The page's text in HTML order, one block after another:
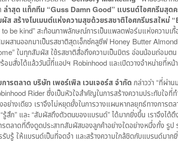
ล่าสุด แท็กทีม “Guss Damn Good” แบรนด์ไอศกรีมสุด
ส สร้างโมเมนต์แห่งความสุขด้วยรสชาติไอศกรีมรสใหม่
to be kind” สะท้อนภาพลักษณ์การเป็นแพลตฟอร์มแห่งความเ
ผสานออกมาเป็นรสชาติสุดเอ็กซ์คลูซีฟ Honey Butter
ในทุกสัมผัส ใช้รสชาติสื่อถึงความเป็นมิตร อ่อนน้อมถ่อมตน
อมสั่งได้แล้ววันนี้ที่แอปฯ Robinhood และเปิดวางจำหน่ายที่ห
รตลาด บริษัท เพอร์เพิล เวนเจอร์ส จำกัด กล่าวว่า “ที่ผ่าน
Rider ซึ่งเป็นหัวใจสำคัญในการสร้างความประทับใจที่ท
ย่างเดียว เราจึงไม่หยุดยั้งในการวางแผนหากลยุทธ์ทางการต
สึก” และ “สัมผัสถึงตัวตนของแบรนด์” ได้มากยิ่งขึ้น เราจึงได้
ตลาดที่ดึงดูดประสาทสัมผัสของลูกค้าอย่างใดอย่างหนึ่งทั้ง รูป
บรู้ ให้แบรนด์เป็นที่จดจำ และสร้างความใกล้ชิดกับแบรนด์มาก